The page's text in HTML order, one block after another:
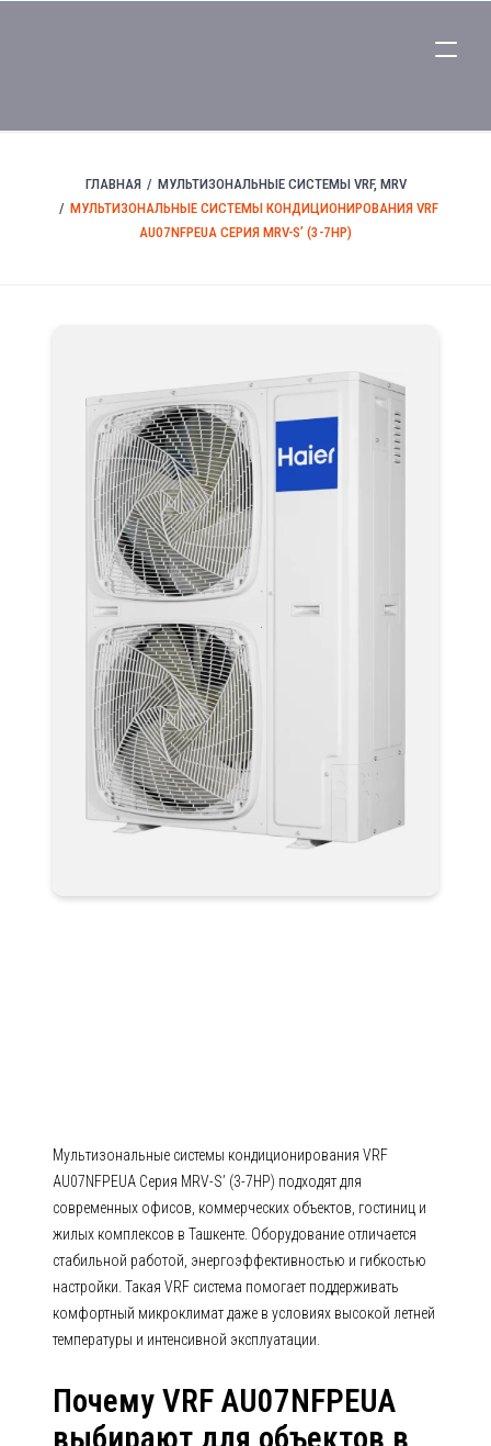
ГЛАВНАЯ
МУЛЬТИЗОНАЛЬНЫЕ СИСТЕМЫ VRF, MRV
МУЛЬТИЗОНАЛЬНЫЕ СИСТЕМЫ КОНДИЦИОНИРОВАНИЯ VRF
AU07NFPEUA СЕРИЯ MRV-S’ (3-7HP)
Мультизональные системы кондиционирования VRF
AU07NFPEUA Серия MRV-S’ (3-7HP) подходят для
современных офисов, коммерческих объектов, гостиниц и
жилых комплексов в Ташкенте. Оборудование отличается
стабильной работой, энергоэффективностью и гибкостью
настройки. Такая VRF система помогает поддерживать
комфортный микроклимат даже в условиях высокой летней
температуры и интенсивной эксплуатации.
Почему VRF AU07NFPEUA
выбирают для объектов в